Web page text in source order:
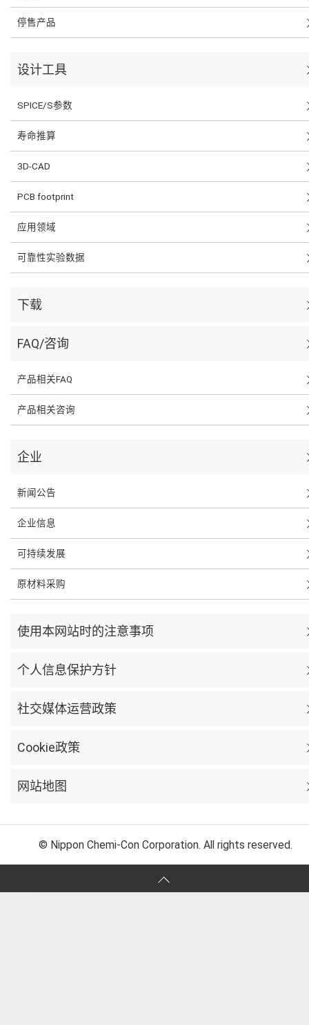
停售产品
设计工具
SPICE/S参数
寿命推算
3D-CAD
PCB footprint
应用领域
可靠性实验数据
下载
FAQ/咨询
产品相关FAQ
产品相关咨询
企业
新闻公告
企业信息
可持续发展
原材料采购
使用本网站时的注意事项
个人信息保护方针
社交媒体运营政策
Cookie政策
网站地图
© Nippon Chemi-Con Corporation. All rights reserved.